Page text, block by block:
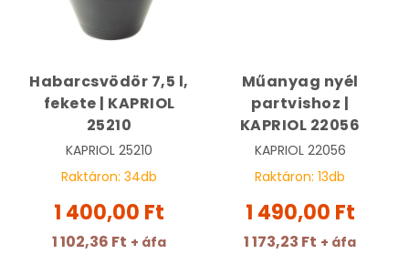
Habarcsvödör 7,5 l,
fekete | KAPRIOL
25210
KAPRIOL 25210
Raktáron: 34db
1 400,00 Ft
1 102,36 Ft + áfa
Műanyag nyél
partvishoz |
KAPRIOL 22056
KAPRIOL 22056
Raktáron: 13db
1 490,00 Ft
1 173,23 Ft + áfa